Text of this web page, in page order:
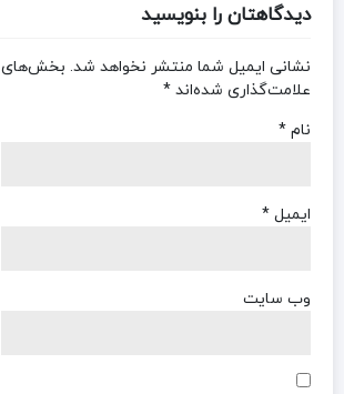
دیدگاهتان را بنویسید
نشانی ایمیل شما منتشر نخواهد شد. بخش‌های
علامت‌گذاری شده‌اند *
نام *
ایمیل *
وب‌ سایت